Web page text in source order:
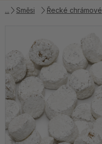
Směsi Řecké chrámové